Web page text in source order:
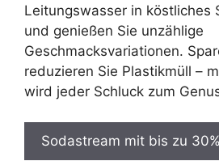
Leitungswasser in köstliches
und genießen Sie unzählige
Geschmacksvariationen.
reduzieren Sie Plastikmüll –
wird jeder Schluck zum
Sodastream mit bis zu